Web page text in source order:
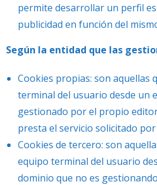
permite desarrollar un perfil
publicidad en función del
Según la entidad que las
Cookies propias: son aquellas
terminal del usuario desde un
gestionado por el propio
presta el servicio solicitado
Cookies de tercero: son
equipo terminal del usuario
dominio que no es